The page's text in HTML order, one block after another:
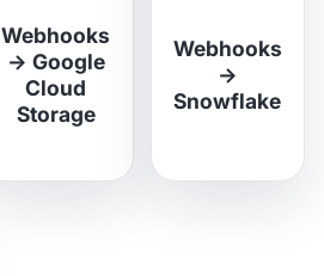
Webhooks
→ Google
Cloud
Storage
Webhooks
→
Snowflake